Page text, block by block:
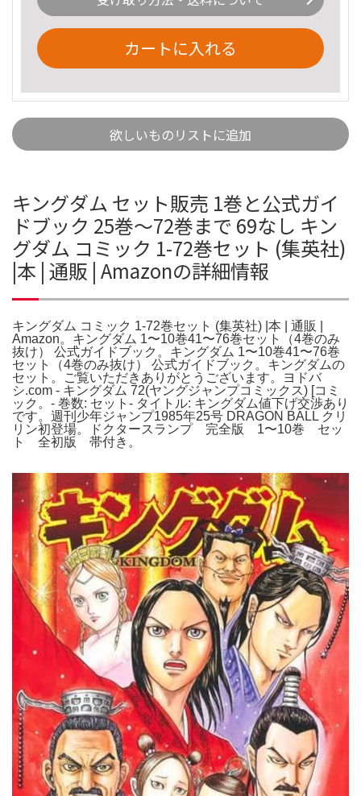
カートに入れる
欲しいものリストに追加
キングダム セット販売 1巻と公式ガイ
ドブック 25巻〜72巻まで 69なし キン
グダム コミック 1-72巻セット (集英社)
|本 | 通販 | Amazonの詳細情報
キングダム コミック 1-72巻セット (集英社) |本 | 通販 |
Amazon。キングダム 1〜10巻41〜76巻セット（4巻のみ
抜け） 公式ガイドブック。キングダム 1〜10巻41〜76巻
セット（4巻のみ抜け） 公式ガイドブック。キングダムの
セット。ご覧いただきありがとうございます。ヨドバ
シ.com - キングダム 72(ヤングジャンプコミックス) [コミ
ック。- 巻数: セット- タイトル: キングダム値下げ交渉あり
です。週刊少年ジャンプ1985年25号 DRAGON BALL クリ
リン初登場。ドクタースランプ 完全版 1〜10巻 セッ
ト 全初版 帯付き。